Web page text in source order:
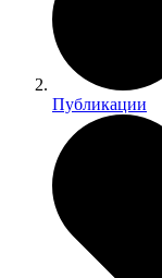
Публикации